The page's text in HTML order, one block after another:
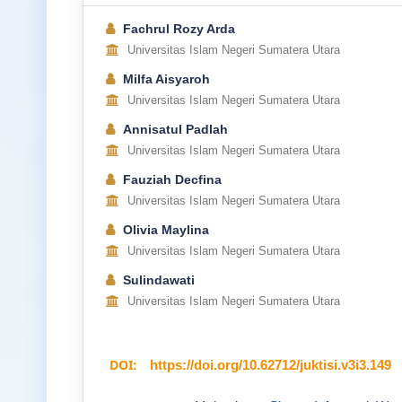
Fachrul Rozy Arda
Universitas Islam Negeri Sumatera Utara
Milfa Aisyaroh
Universitas Islam Negeri Sumatera Utara
Annisatul Padlah
Universitas Islam Negeri Sumatera Utara
Fauziah Decfina
Universitas Islam Negeri Sumatera Utara
Olivia Maylina
Universitas Islam Negeri Sumatera Utara
Sulindawati
Universitas Islam Negeri Sumatera Utara
DOI: https://doi.org/10.62712/juktisi.v3i3.149